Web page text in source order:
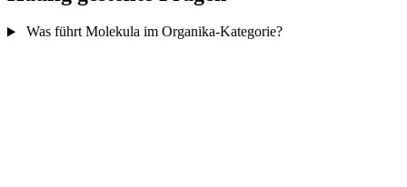
Was führt Molekula im Organika-Kategorie?